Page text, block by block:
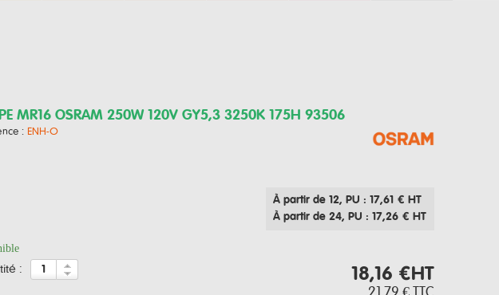
MR16 OSRAM 250W 120V GY5,3 3250K 175H 93506
: ENH-O
À partir de 12, PU : 17,61 € HT
À partir de 24, PU : 17,26 € HT
: 18,16 €HT